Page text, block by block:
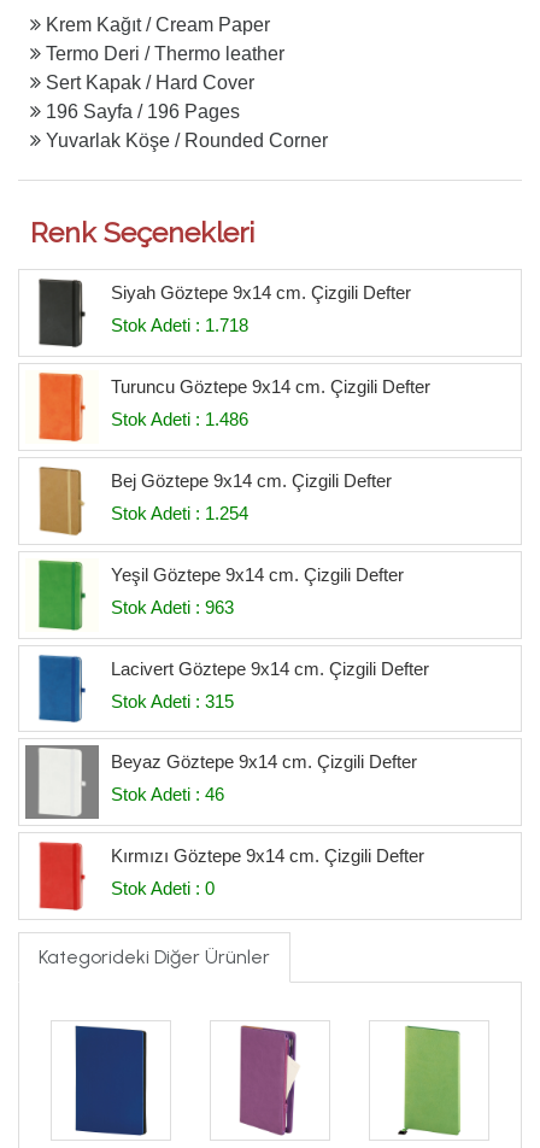
Krem Kağıt / Cream Paper
Termo Deri / Thermo leather
Sert Kapak / Hard Cover
196 Sayfa / 196 Pages
Yuvarlak Köşe / Rounded Corner
Renk Seçenekleri
Siyah Göztepe 9x14 cm. Çizgili Defter
Stok Adeti : 1.718
Turuncu Göztepe 9x14 cm. Çizgili Defter
Stok Adeti : 1.486
Bej Göztepe 9x14 cm. Çizgili Defter
Stok Adeti : 1.254
Yeşil Göztepe 9x14 cm. Çizgili Defter
Stok Adeti : 963
Lacivert Göztepe 9x14 cm. Çizgili Defter
Stok Adeti : 315
Beyaz Göztepe 9x14 cm. Çizgili Defter
Stok Adeti : 46
Kırmızı Göztepe 9x14 cm. Çizgili Defter
Stok Adeti : 0
Kategorideki Diğer Ürünler